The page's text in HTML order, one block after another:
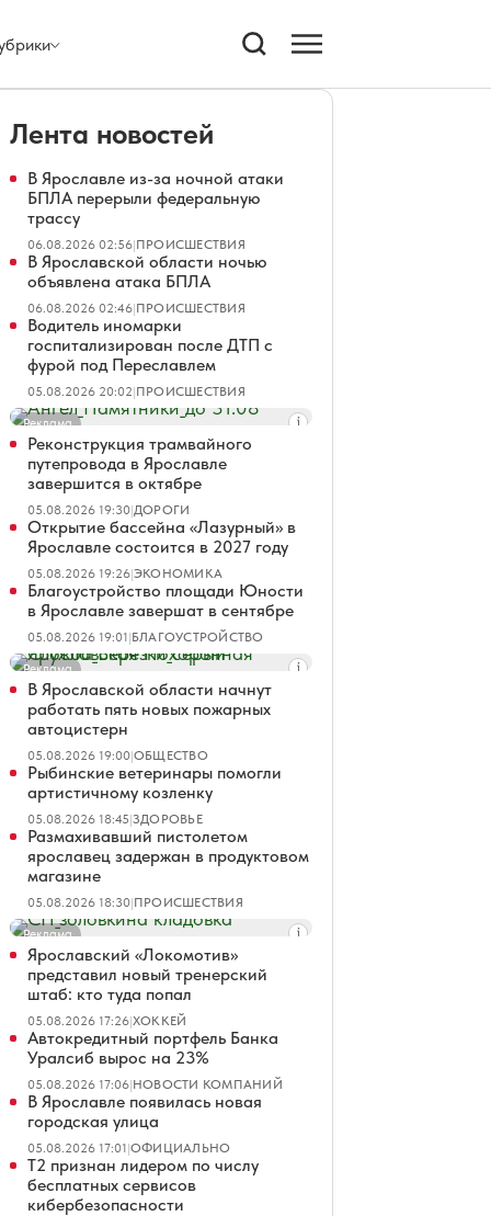
Лента новостей
В Ярославле из-за ночной атаки
БПЛА перерыли федеральную
трассу
06.08.2026 02:56|ПРОИСШЕСТВИЯ
В Ярославской области ночью
объявлена атака БПЛА
06.08.2026 02:46|ПРОИСШЕСТВИЯ
Водитель иномарки
госпитализирован после ДТП с
фурой под Переславлем
05.08.2026 20:02|ПРОИСШЕСТВИЯ
Реклама
Реконструкция трамвайного
путепровода в Ярославле
завершится в октябре
05.08.2026 19:30|ДОРОГИ
Открытие бассейна «Лазурный» в
Ярославле состоится в 2027 году
05.08.2026 19:26|ЭКОНОМИКА
Благоустройство площади Юности
в Ярославле завершат в сентябре
05.08.2026 19:01|БЛАГОУСТРОЙСТВО
Реклама
В Ярославской области начнут
работать пять новых пожарных
автоцистерн
05.08.2026 19:00|ОБЩЕСТВО
Рыбинские ветеринары помогли
артистичному козленку
05.08.2026 18:45|ЗДОРОВЬЕ
Размахивавший пистолетом
ярославец задержан в продуктовом
магазине
05.08.2026 18:30|ПРОИСШЕСТВИЯ
Реклама
Ярославский «Локомотив»
представил новый тренерский
штаб: кто туда попал
05.08.2026 17:26|ХОККЕЙ
Автокредитный портфель Банка
Уралсиб вырос на 23%
05.08.2026 17:06|НОВОСТИ КОМПАНИЙ
В Ярославле появилась новая
городская улица
05.08.2026 17:01|ОФИЦИАЛЬНО
Т2 признан лидером по числу
бесплатных сервисов
кибербезопасности